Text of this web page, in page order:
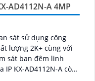
AD4112N-A 4MP
sát sử dụng công
lượng 2K+ cùng với
sát ban đêm linh